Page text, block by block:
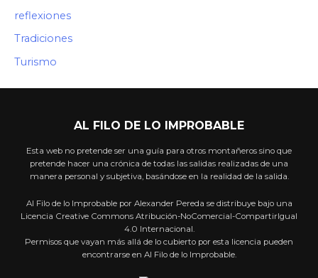
reflexiones
Tradiciones
Turismo
AL FILO DE LO IMPROBABLE
Esta web no pretende ser una guía para otros montañeros sino que
pretende hacer una crónica de todas las salidas realizadas de una
manera personal y subjetiva, basándose en la realidad de la salida.
Al Filo de lo Improbable por Alexander Pereda se distribuye bajo una
Licencia Creative Commons Atribución-NoComercial-CompartirIgual
4.0 Internacional.
Permisos que vayan más allá de lo cubierto por esta licencia pueden
encontrarse en Al Filo de lo Improbable.